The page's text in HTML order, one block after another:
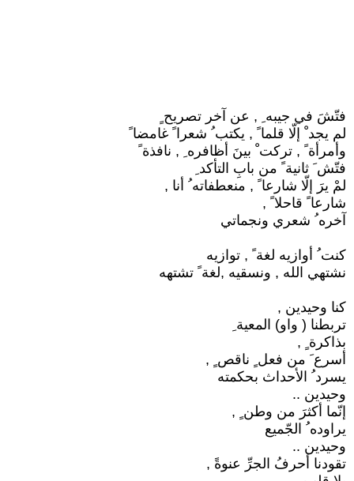
فتّشَ في جيبه ِ , عن آخر تصريح ٍ
لم يجد ْ إلّا قلما ً , يكتب ُ شعرا ً غامضا ً
وأمرأة ً , تركت ْ بينَ أظافره ِ , نافذة ً
فتّش َ ثانية ً من بابِ التأكد ِ
لمْ يرَ إلّا شارعا ً , منعطفاته ُ أنا ,
شارعا ً قاحلا ً ,
آخره ُ شعري ونجماتي
كنت ُ أوازيه لغة ً , توازيه
نشتهي الله , ونسقيه ,لغة ً تشتهه
كنا وحيدين ,
تربطنا ( واو) المعية ِ
بذاكرة ٍ ,
أسرع َ من فعل ٍ ناقص ٍ ,
يسرد ُ الأحداث بحكمته
وحيدين ..
إنّما أكثرَ من وطن ٍ ,
يراوده ُ الجّميع
وحيدين ..
تقودنا أحرفُ الجرِّ عنوةً ,